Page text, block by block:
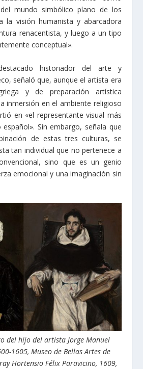
mundo simbólico plano de los
la visión humanista y abarcadora
renacentista, y luego a un tipo
conceptual».
historiador del arte y
señaló que, aunque el artista era
y de preparación artística
inmersión en el ambiente religioso
en «el representante visual más
Sin embargo, señala que
de estas tres culturas, se
tan individual que no pertenece a
sino que es un genio
emocional y una imaginación sin
del hijo del artista Jorge Manuel
1605, Museo de Bellas Artes de
Hortensio Félix Paravicino, 1609,